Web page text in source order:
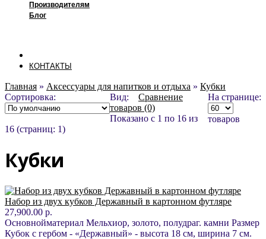
Производителям
Блог
КОНТАКТЫ
Главная » Аксессуары для напитков и отдыха » Кубки
Сортировка:
Вид: На странице:
товаров
Сравнение
товаров (0)
Показано с 1 по 16 из
16 (страниц: 1)
Кубки
Набор из двух кубков Державный в картонном футляре
27,900.00 р.
Основнойматериал Мельхиор, золото, полудраг. камни Размер
Кубок с гербом - «Державный» - высота 18 см, ширина 7 см.